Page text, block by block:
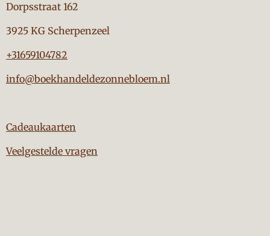
Dorpsstraat 162
3925 KG Scherpenzeel
+31659104782
info@boekhandeldezonnebloem.nl
Cadeaukaarten
Veelgestelde vragen